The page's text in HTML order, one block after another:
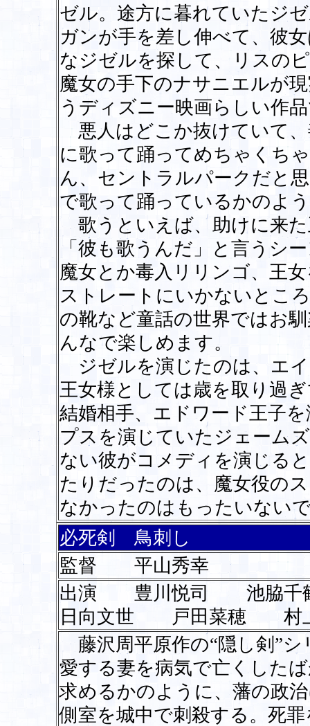
ゼル。途方に暮れていたジ
ガンが手を差し伸べて、彼
なジゼルを探して、リスの
魔女の手下のナサニエルが
うディズニー映画らしい作
悪人はどこか抜けていて
に歌って踊ってめちゃくち
ん、セントラルパークだと
で歌って踊っているかのよ
歌うといえば、助けに来
「彼も歌うんだ」と言うシ
魔女とか毒入リリンゴ、王
ストレートにいかないとこ
の靴など童話の世界ではお
んなで楽しめます。
ジゼルを演じたのは、エ
王女様としては歳を取り過
結婚相手、エドワード王子
プスを演じていたジェーム
ない彼がコメディを演じる
たりだったのは、魔女役の
なかったのはもったいない
必死剣 鳥刺し
監督 平山秀幸
出演 豊川悦司 池脇
日向文世 戸田菜穂 村
藤沢周平原作の“隠し剣”シ
愛する妻を病気で亡くした
求めるかのように、藩の政
側室を城中で刺殺する。死